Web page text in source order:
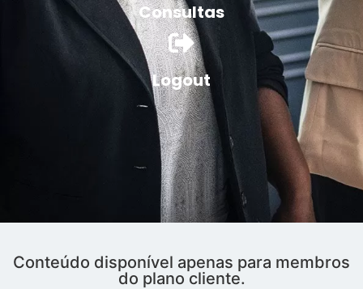
Consultas
Logout
Conteúdo disponível apenas para membros
do plano cliente.